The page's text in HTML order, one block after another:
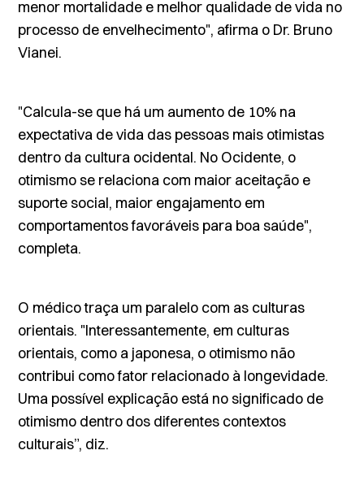
menor mortalidade e melhor qualidade de vida no
processo de envelhecimento", afirma o Dr. Bruno
Vianei.
"Calcula-se que há um aumento de 10% na
expectativa de vida das pessoas mais otimistas
dentro da cultura ocidental. No Ocidente, o
otimismo se relaciona com maior aceitação e
suporte social, maior engajamento em
comportamentos favoráveis para boa saúde",
completa.
O médico traça um paralelo com as culturas
orientais. "Interessantemente, em culturas
orientais, como a japonesa, o otimismo não
contribui como fator relacionado à longevidade.
Uma possível explicação está no significado de
otimismo dentro dos diferentes contextos
culturais”, diz.